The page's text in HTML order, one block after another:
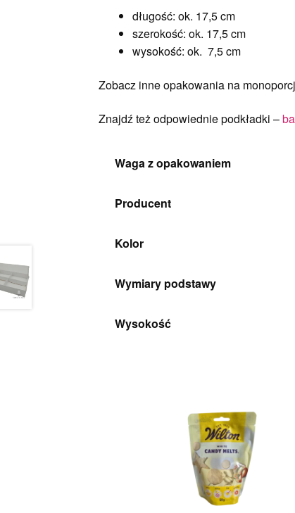
długość: ok. 17,5 cm
szerokość: ok. 17,5 cm
wysokość: ok. 7,5 cm
Zobacz inne opakowania na
Znajdź też odpowiednie podkładki –
Waga z opakowaniem
Producent
Kolor
Wymiary podstawy
Wysokość